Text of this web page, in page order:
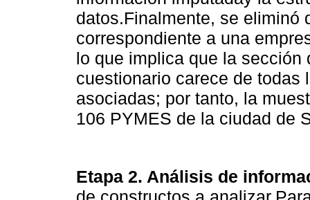
datos.Finalmente, se eliminó
correspondiente a una
lo que implica que la sección
cuestionario carece de todas
asociadas; por tanto, la
106 PYMES de la ciudad de
Etapa 2. Análisis de